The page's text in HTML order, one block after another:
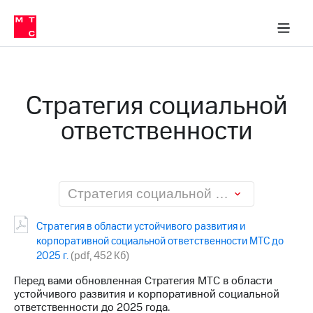
Медиа-центр
и акционерам
Устойчивое развитие
Комплаенс и деловая этика
компании
в МТС
История
региона
информация
Контакты
Медиа-центр
Пресс-
Пресс-
релизы
Стратегия социальной
ответственности
Стратегия социальной ответственности
Стратегия в области устойчивого развития и
корпоративной социальной ответственности МТС до
2025 г.(pdf, 452 Кб)
Перед вами обновленная Стратегия МТС в области
устойчивого развития и корпоративной социальной
ответственности до 2025 года.